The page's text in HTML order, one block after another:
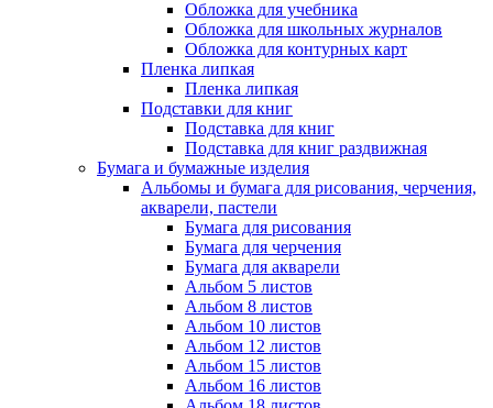
Обложка для учебника
Обложка для школьных журналов
Обложка для контурных карт
Пленка липкая
Пленка липкая
Подставки для книг
Подставка для книг
Подставка для книг раздвижная
Бумага и бумажные изделия
Альбомы и бумага для рисования, черчения,
акварели, пастели
Бумага для рисования
Бумага для черчения
Бумага для акварели
Альбом 5 листов
Альбом 8 листов
Альбом 10 листов
Альбом 12 листов
Альбом 15 листов
Альбом 16 листов